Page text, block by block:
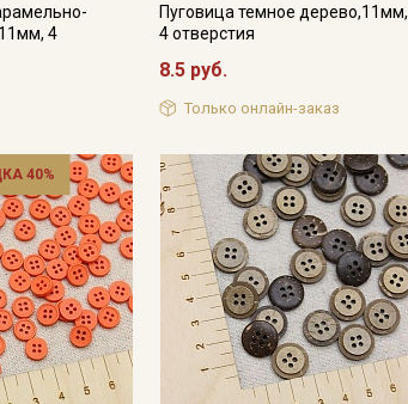
4
Пуговица темное дерево,11мм,
4 отверстия
8.5 руб.
Только онлайн-заказ
40%
обработки персональных
обработку персональных
рекламных и